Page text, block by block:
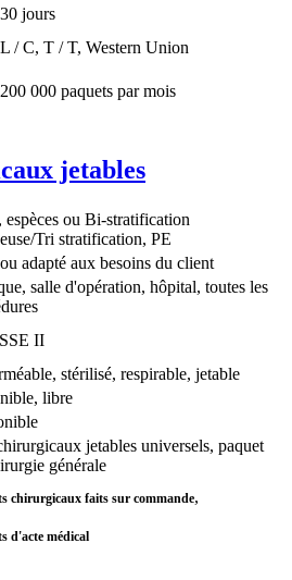
30 jours
L / C, T / T, Western Union
200 000 paquets par mois
jetables
espèces ou Bi-stratification
Tri stratification, PE
adapté aux besoins du client
salle d'opération, hôpital, toutes les
II
stérilisé, respirable, jetable
libre
jetables universels, paquet
générale
chirurgicaux faits sur commande,
d'acte médical